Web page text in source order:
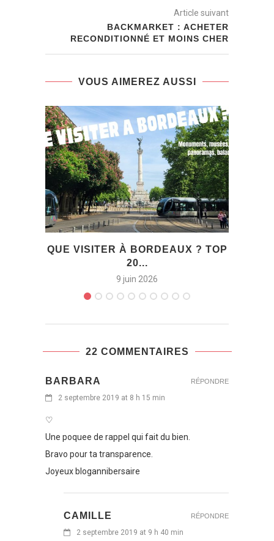
Article suivant
BACKMARKET : ACHETER
RECONDITIONNÉ ET MOINS CHER
VOUS AIMEREZ AUSSI
QUE VISITER À BORDEAUX ? TOP
20...
9 juin 2026
22 COMMENTAIRES
BARBARA
2 septembre 2019 at 8 h 15 min
♡
Une poquee de rappel qui fait du bien.
Bravo pour ta transparence.
Joyeux blogannibersaire
RÉPONDRE
CAMILLE
2 septembre 2019 at 9 h 40 min
RÉPONDRE